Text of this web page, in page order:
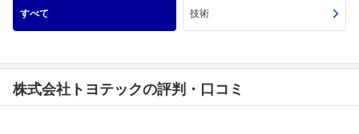
すべて 技術
株式会社トヨテックの評判・口コミ